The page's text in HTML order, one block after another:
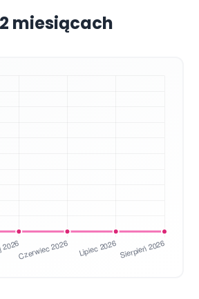
miesiącach